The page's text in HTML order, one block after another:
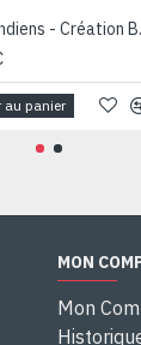
au panier
MON
Mon